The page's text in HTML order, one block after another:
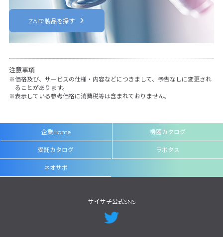
ZAIで製品を探す
注意事項
価格及び、サービスの仕様・内容などにつきまして、予告なしに変更され
ることがあります。
表示している参考価格に消費税等は含まれておりません。
企業Home 機器カタログ
受託カタログ ラボタス
ネオサポ
サイサチ公式SNS